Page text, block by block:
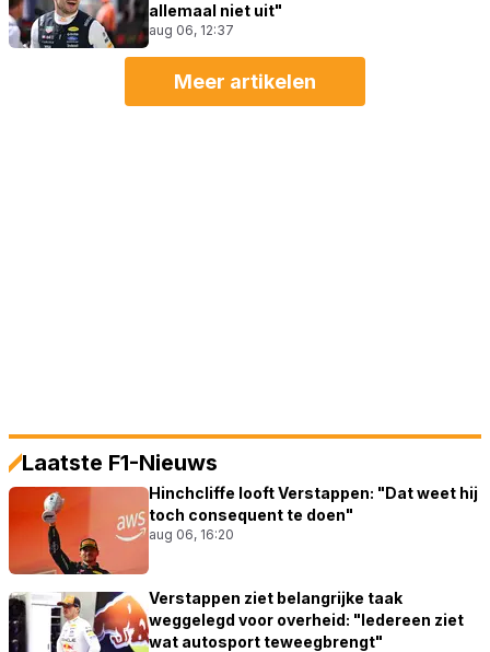
allemaal niet uit"
aug 06, 12:37
Meer artikelen
Laatste F1-Nieuws
Hinchcliffe looft Verstappen: "Dat weet hij
toch consequent te doen"
aug 06, 16:20
Verstappen ziet belangrijke taak
weggelegd voor overheid: "Iedereen ziet
wat autosport teweegbrengt"